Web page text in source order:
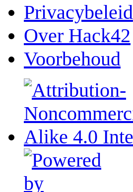
Privacybeleid
Over Hack42
Voorbehoud